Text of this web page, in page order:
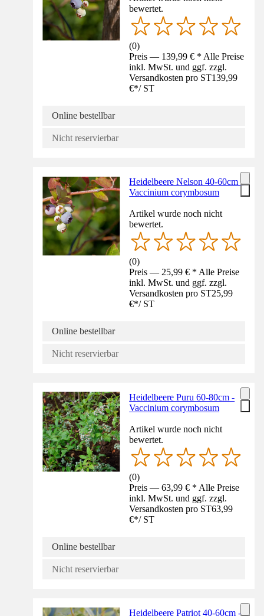
bewertet.
(0)
Preis — 139,99 € * Alle Preise
inkl. MwSt. und ggf. zzgl.
Versandkosten pro ST139,99
€*/ ST
Online bestellbar
Nicht reservierbar
Heidelbeere Nelson 40-60cm -
Vaccinium corymbosum
Artikel wurde noch nicht
bewertet.
(0)
Preis — 25,99 € * Alle Preise
inkl. MwSt. und ggf. zzgl.
Versandkosten pro ST25,99
€*/ ST
Online bestellbar
Nicht reservierbar
Heidelbeere Puru 60-80cm -
Vaccinium corymbosum
Artikel wurde noch nicht
bewertet.
(0)
Preis — 63,99 € * Alle Preise
inkl. MwSt. und ggf. zzgl.
Versandkosten pro ST63,99
€*/ ST
Online bestellbar
Nicht reservierbar
Heidelbeere Patriot 40-60cm -